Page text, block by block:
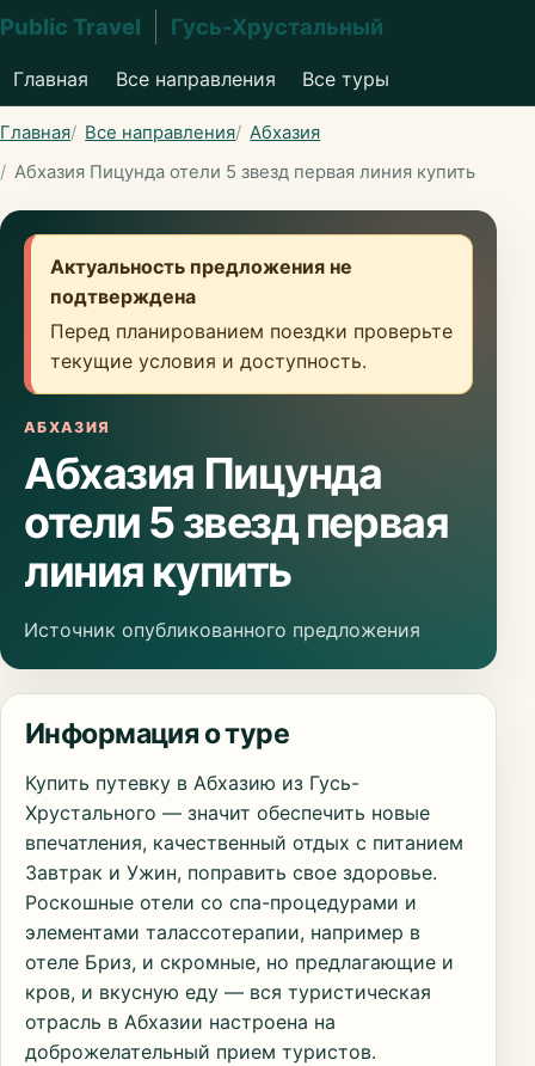
Public Travel Гусь-Хрустальный
Главная Все направления Все туры
Главная Все направления
Абхазия
Абхазия Пицунда отели 5 звезд первая линия купить
Актуальность предложения не
подтверждена
Перед планированием поездки проверьте
текущие условия и доступность.
АБХАЗИЯ
Абхазия Пицунда
отели 5 звезд первая
линия купить
Источник опубликованного предложения
Информация о туре
Купить путевку в Абхазию из Гусь-
Хрустального — значит обеспечить новые
впечатления, качественный отдых с питанием
Завтрак и Ужин, поправить свое здоровье.
Роскошные отели со спа-процедурами и
элементами талассотерапии, например в
отеле Бриз, и скромные, но предлагающие и
кров, и вкусную еду — вся туристическая
отрасль в Абхазии настроена на
доброжелательный прием туристов.